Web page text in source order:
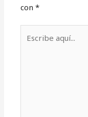
con*
aquí...